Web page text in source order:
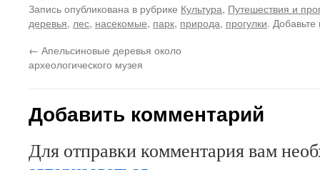
Запись опубликована в рубрике Культура, Путешествия и
деревья, лес, насекомые, парк, природа, прогулки.
← Апельсиновые деревья около
археологического музея
Добавить комментарий
Для отправки комментария вам